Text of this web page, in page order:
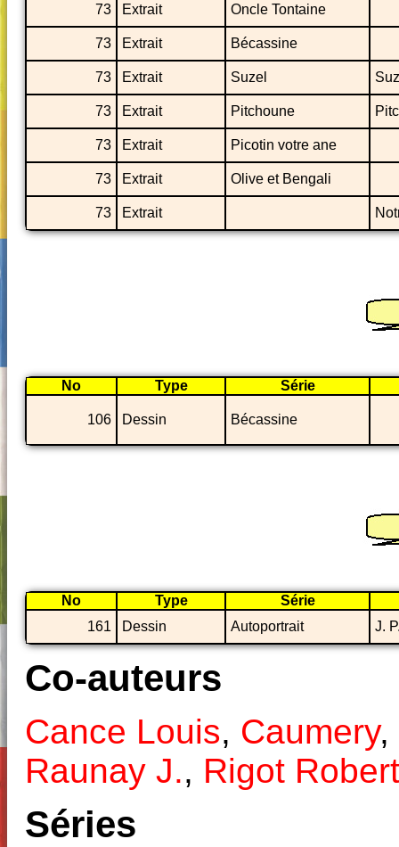
73 Extrait Oncle Tontaine
73 Extrait Bécassine
73 Extrait Suzel
73 Extrait Pitchoune
73 Extrait Picotin votre ane
73 Extrait Olive et Bengali
73 Extrait
No Type Série
106 Dessin Bécassine
No Type
Série
161
Dessin Autoportrait J.
Co-auteurs
Cance Louis, Caumery,
Raunay J., Rigot Robert
Séries